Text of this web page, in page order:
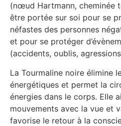
(nœud Hartmann, cheminée
être portée sur soi pour se
néfastes des personnes
et pour se protéger
(accidents, oublis,
La Tourmaline noire élimine
énergétiques et permet la
énergies dans le corps. Elle
mouvements avec la vue et
favorise le retour à la